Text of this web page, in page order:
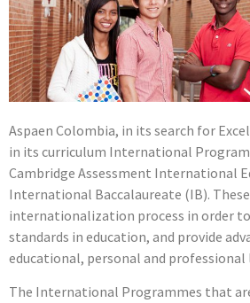
Aspaen Colombia, in its search for
in its curriculum International
Cambridge Assessment International
International Baccalaureate (IB).
internationalization process in order
standards in education, and provide
educational, personal and professional
The International Programmes that